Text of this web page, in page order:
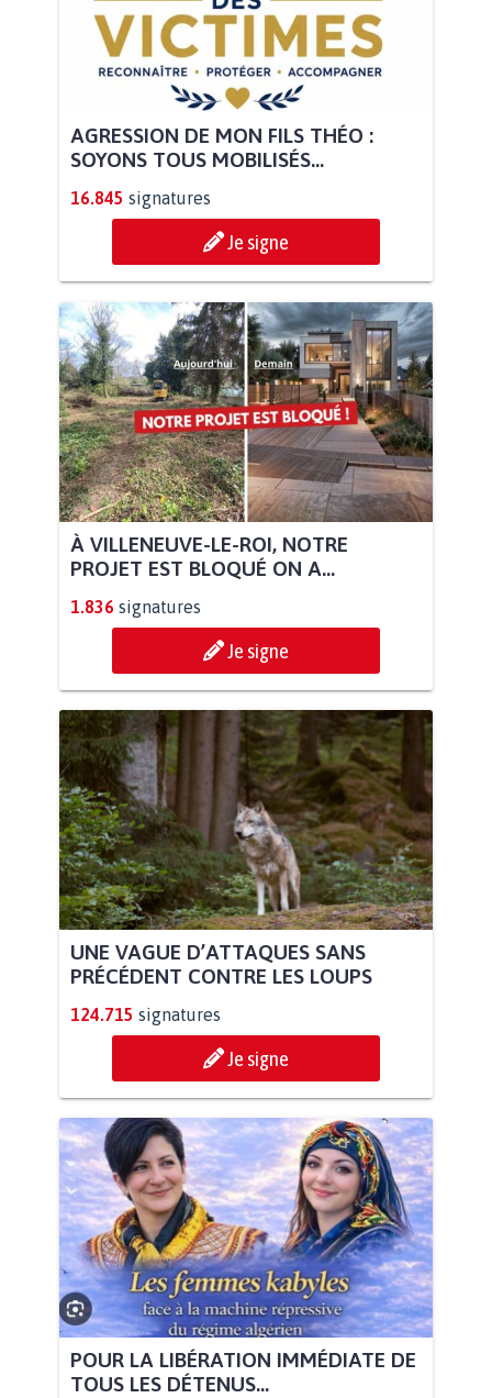
AGRESSION DE MON FILS THÉO :
SOYONS TOUS MOBILISÉS...
16.845 signatures
Je signe
À VILLENEUVE-LE-ROI, NOTRE
PROJET EST BLOQUÉ ON A...
1.836 signatures
Je signe
UNE VAGUE D’ATTAQUES SANS
PRÉCÉDENT CONTRE LES LOUPS
124.715 signatures
Je signe
POUR LA LIBÉRATION IMMÉDIATE DE
TOUS LES DÉTENUS...